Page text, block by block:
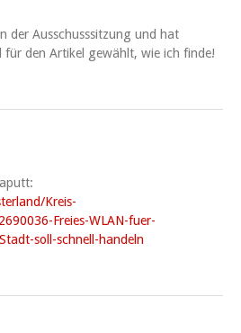
der Ausschusssitzung und hat
für den Artikel gewählt, wie ich finde!
Kreis-
Freies-WLAN-fuer-
soll-schnell-handeln